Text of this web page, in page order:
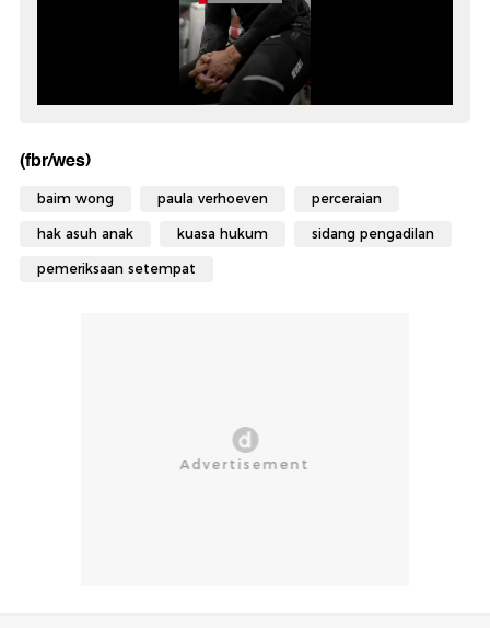
(fbr/wes)
baim wong paula verhoeven perceraian
hak asuh anak kuasa hukum sidang pengadilan
pemeriksaan setempat